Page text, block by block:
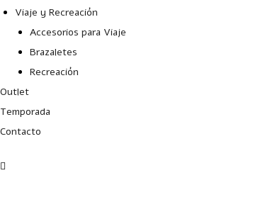
Viaje y Recreación
Accesorios para Viaje
Brazaletes
Recreación
Outlet
Temporada
Contacto